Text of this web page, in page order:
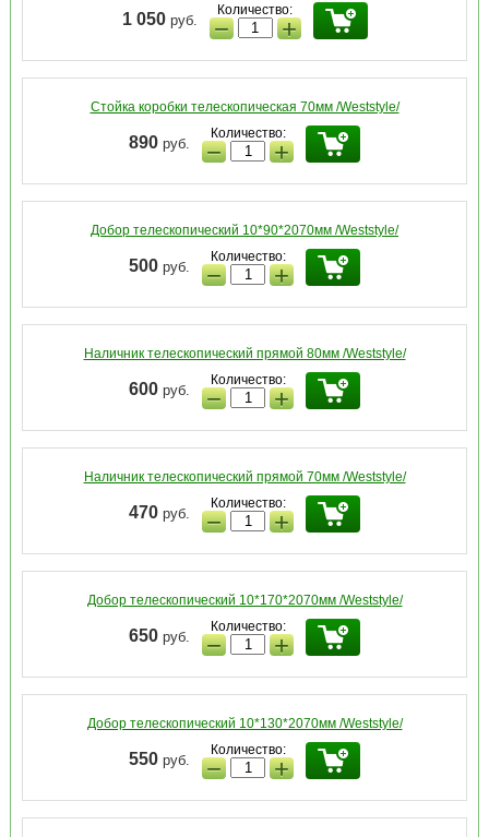
1 050руб.
Количество:
− +
Стойка коробки телескопическая 70мм /Weststyle/
890 руб.
Количество:
− +
Добор телескопический 10*90*2070мм /Weststyle/
500 руб.
Количество:
− +
Наличник телескопический прямой 80мм /Weststyle/
600 руб.
Количество:
− +
Наличник телескопический прямой 70мм /Weststyle/
470 руб.
Количество:
− +
Добор телескопический 10*170*2070мм /Weststyle/
650 руб.
Количество:
− +
Добор телескопический 10*130*2070мм /Weststyle/
550 руб.
Количество:
− +